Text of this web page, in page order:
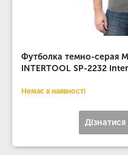
Футболка темно-серая
INTERTOOL SP-2232
Немає в наявності